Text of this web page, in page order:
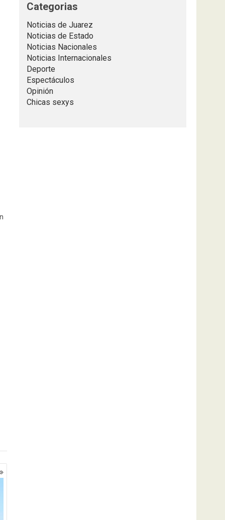
Categorias
Noticias de Juarez
Noticias de Estado
Noticias Nacionales
Noticias Internacionales
Deporte
Espectáculos
Opinión
Chicas sexys